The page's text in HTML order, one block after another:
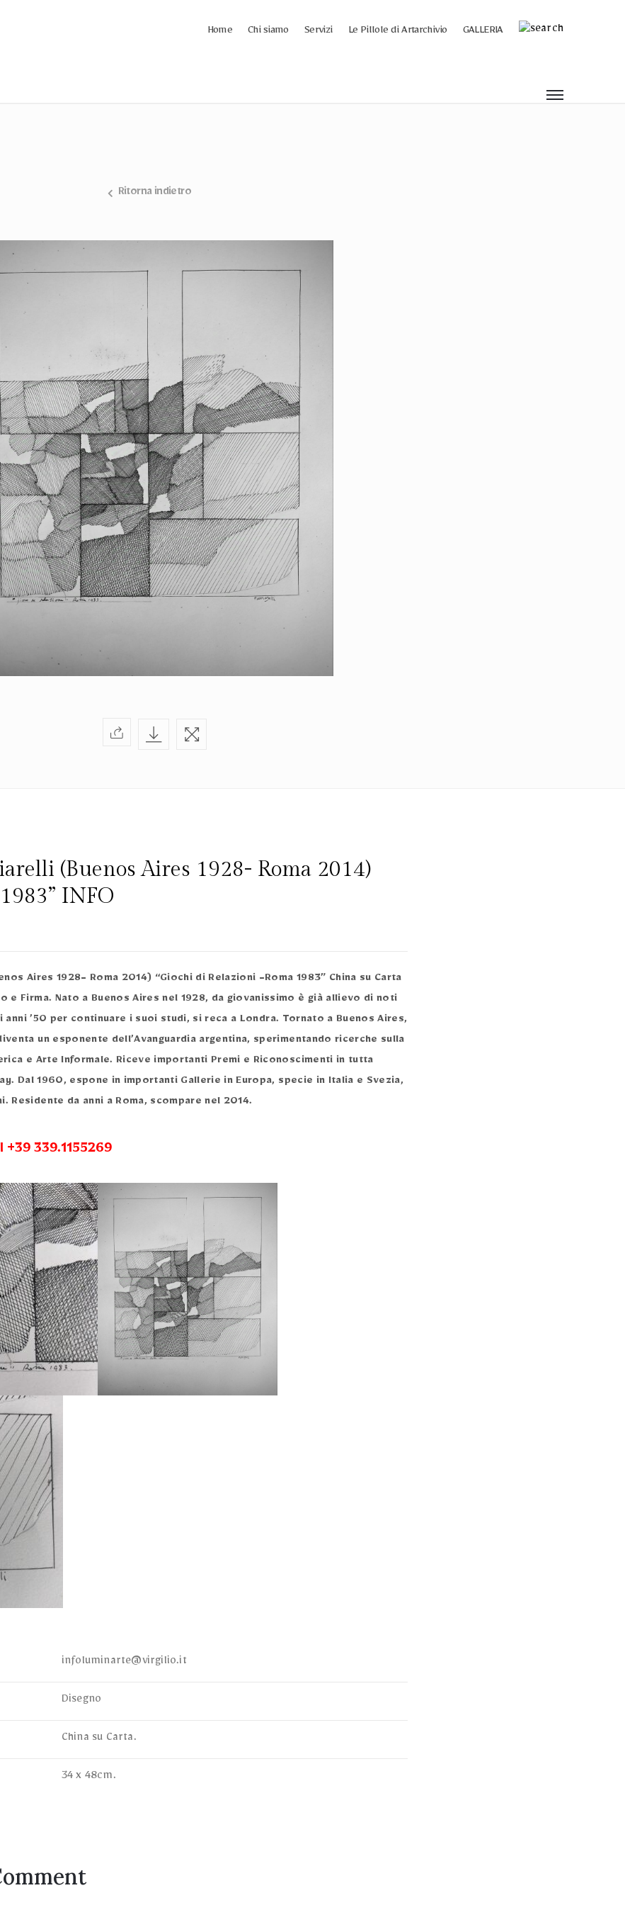
Home Chi siamo Servizi Le Pillole di Artarchivio GALLERIA
Ritorna indietro
(Buenos Aires 1928- Roma 2014)
INFO
Aires 1928- Roma 2014) “Giochi di Relazioni -Roma 1983” China su Carta
e Firma. Nato a Buenos Aires nel 1928, da giovanissimo è già allievo di noti
’50 per continuare i suoi studi, si reca a Londra. Tornato a Buenos Aires,
un esponente dell’Avanguardia argentina, sperimentando ricerche sulla
e Arte Informale. Riceve importanti Premi e Riconoscimenti in tutta
Dal 1960, espone in importanti Gallerie in Europa, specie in Italia e Svezia,
Residente da anni a Roma, scompare nel 2014.
+39 339.1155269
infoluminarte@virgilio.it
Disegno
China su Carta.
34 x 48cm.